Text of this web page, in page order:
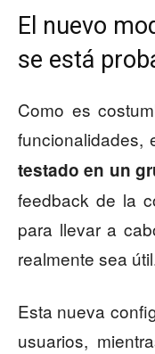
El nuevo
se está
Como es
funcionalidades,
testado en un
feedback de la
para llevar a
realmente sea
Esta nueva
usuarios,